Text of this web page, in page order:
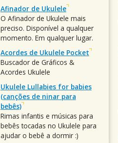
Afinador de Ukulele
O Afinador de Ukulele mais
preciso. Disponível a qualquer
momento. Em qualquer lugar.
Acordes de Ukulele Pocket
Buscador de Gráficos &
Acordes Ukulele
Ukulele Lullabies for babies
(canções de ninar para
bebês)
Rimas infantis e músicas para
bebês tocadas no Ukulele para
ajudar o bebê a dormir :)